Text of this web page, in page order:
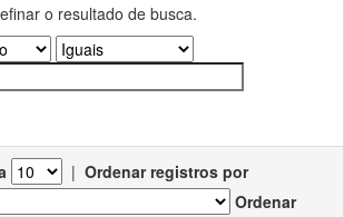
o resultado de busca.
| Ordenar registros por
Ordenar